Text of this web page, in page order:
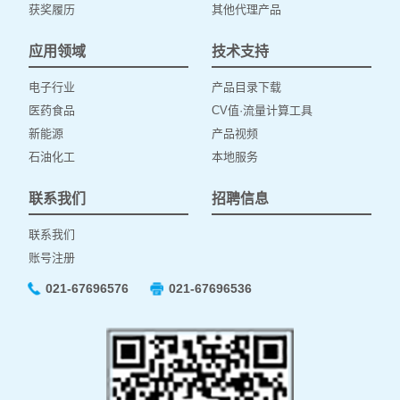
获奖履历 其他代理产品
应用领域
电子行业
医药食品
新能源
石油化工
技术支持
产品目录下载
CV值·流量计算工具
产品视频
本地服务
联系我们
联系我们
账号注册
招聘信息
021-67696576 021-67696536